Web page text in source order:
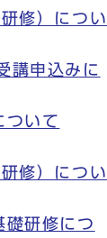
修）につい
講申込みに
ついて
修）につい
礎研修につ